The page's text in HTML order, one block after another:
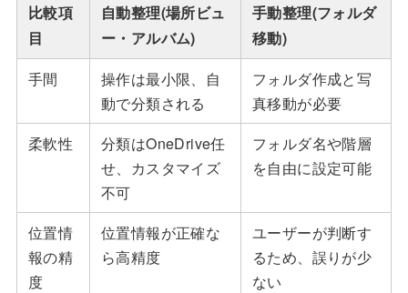
比較項
目
自動整理(場所ビュ
ー・アルバム)
手動整理(フォルダ
移動)
手間
操作は最小限、自
動で分類される
フォルダ作成と写
真移動が必要
柔軟性
分類はOneDrive任
せ、カスタマイズ
不可
フォルダ名や階層
を自由に設定可能
位置情
報の精
度
位置情報が正確な
ら高精度
ユーザーが判断す
るため、誤りが少
ない